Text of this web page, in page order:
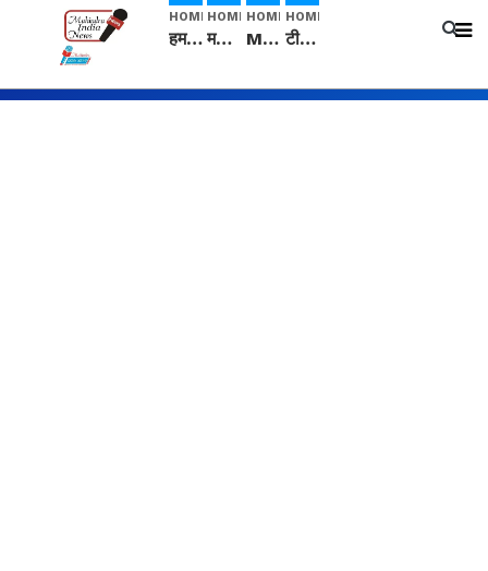
HOME
हम सनातनी..." सांसद kangana Ranaut से क्या बोली लड़की? Viral Jantar-Mantar | CJP protest
HOME
मनीषा हत्याकांड: हत्या, आत्महत्या या कोई बड़ा राज? | Full Story | Josh Haryana
HOME
Mangalsutra: हिंदू धर्म में शादी के बाद मंगलसूत्र क्यों पहनती है महिलाएं, किसने शुरु की ये परंपरा
HOME
टीम बीकेई ने एग्रीकल्चर ग्रेड की यूरिया खाद गट्टों में बदलकर टेक्निकल ग्रेड में बेचने वालों पर करवाई कार्रवाई: लखविंदर सिंह औलख